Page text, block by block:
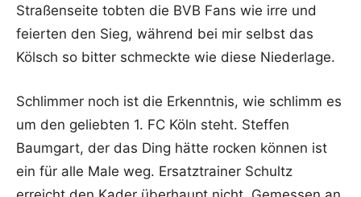
Straßenseite tobten die BVB Fans wie irre und
feierten den Sieg, während bei mir selbst das
Kölsch so bitter schmeckte wie diese Niederlage.
Schlimmer noch ist die Erkenntnis, wie schlimm es
um den geliebten 1. FC Köln steht. Steffen
Baumgart, der das Ding hätte rocken können ist
ein für alle Male weg. Ersatztrainer Schultz